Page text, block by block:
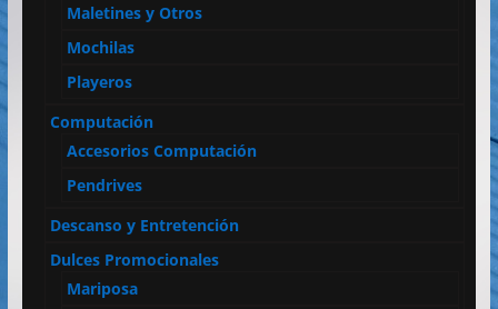
Maletines y Otros
Mochilas
Playeros
Computación
Accesorios Computación
Pendrives
Descanso y Entretención
Dulces Promocionales
Mariposa